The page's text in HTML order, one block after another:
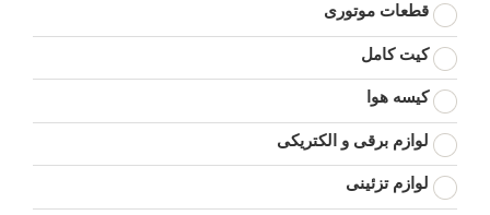
قطعات موتوری
کیت کامل
کیسه هوا
لوازم برقی و الکتریکی
لوازم تزئینی